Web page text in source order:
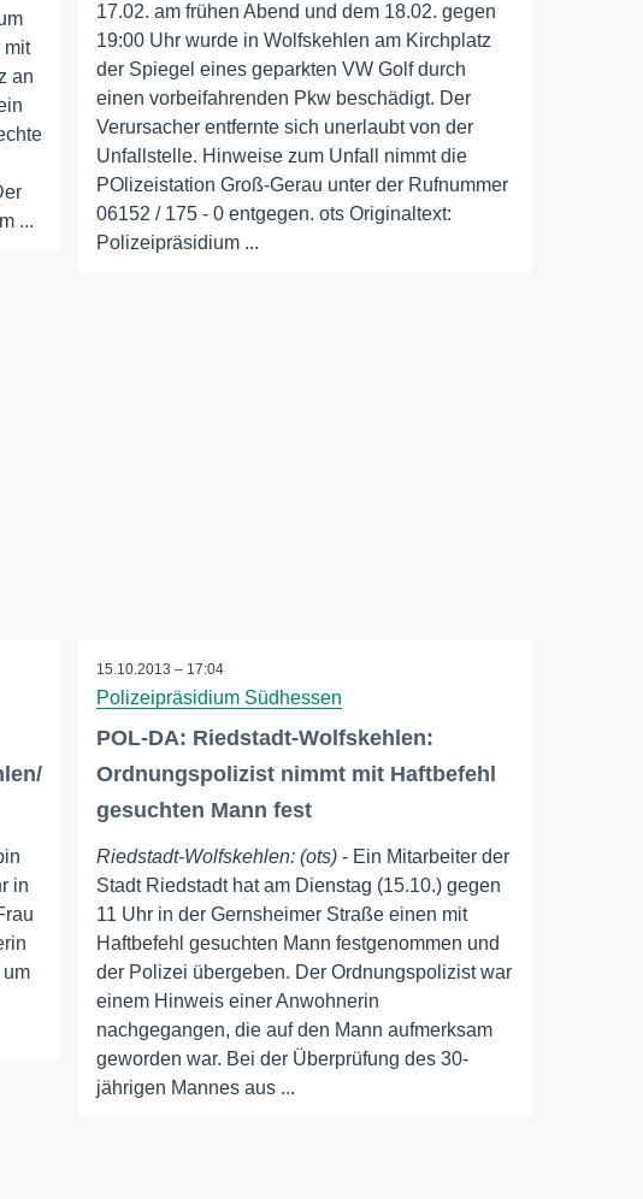
mit
an
...
17.02. am frühen Abend und dem 18.02. gegen
19:00 Uhr wurde in Wolfskehlen am Kirchplatz
der Spiegel eines geparkten VW Golf durch
einen vorbeifahrenden Pkw beschädigt. Der
Verursacher entfernte sich unerlaubt von der
Unfallstelle. Hinweise zum Unfall nimmt die
POlizeistation Groß-Gerau unter der Rufnummer
06152 / 175 - 0 entgegen. ots Originaltext:
Polizeipräsidium ...
in
15.10.2013 – 17:04
Polizeipräsidium Südhessen
POL-DA: Riedstadt-Wolfskehlen:
Ordnungspolizist nimmt mit Haftbefehl
gesuchten Mann fest
Riedstadt-Wolfskehlen: (ots) - Ein Mitarbeiter der
Stadt Riedstadt hat am Dienstag (15.10.) gegen
11 Uhr in der Gernsheimer Straße einen mit
Haftbefehl gesuchten Mann festgenommen und
der Polizei übergeben. Der Ordnungspolizist war
einem Hinweis einer Anwohnerin
nachgegangen, die auf den Mann aufmerksam
geworden war. Bei der Überprüfung des 30-
jährigen Mannes aus ...